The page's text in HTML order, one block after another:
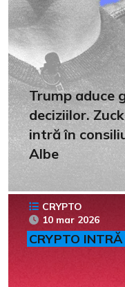
Trump aduce
deciziilor.
intră în
Albe
CRYPTO
10 mar 2026
CRYPTO